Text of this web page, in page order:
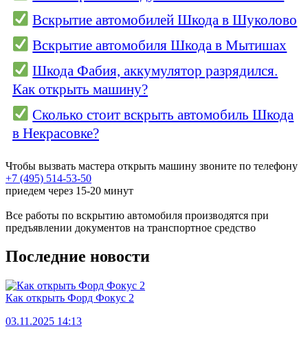
Вскрытие автомобилей Шкода в Шуколово
Вскрытие автомобиля Шкода в Мытишах
Шкода Фабия, аккумулятор разрядился.
Как открыть машину?
Сколько стоит вскрыть автомобиль Шкода
в Некрасовке?
Чтобы вызвать мастера открыть машину звоните по телефону
+7 (495) 514-53-50
приедем через 15-20 минут
Все работы по вскрытию автомобиля производятся при
предъявлении документов на транспортное средство
Последние новости
Как открыть Форд Фокус 2
03.11.2025 14:13